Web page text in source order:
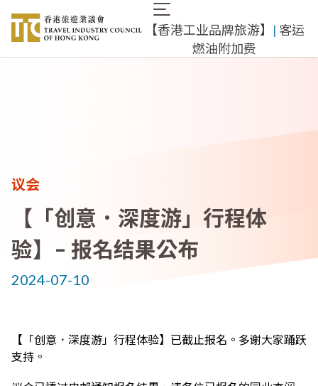
主
Main
navigation
【香港工业品牌旅游】 | 客运
燃油附加费
议会
【「创意．深度游」行程体
验】– 报名结果公布
2024-07-10
【「创意．深度游」行程体验】已截止报名。多谢大家踊跃
支持。